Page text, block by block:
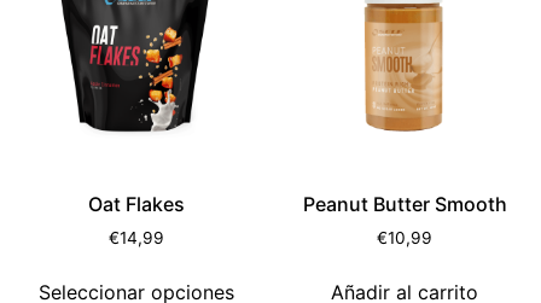
Oat Flakes
€14,99
Seleccionar opciones
Peanut Butter Smooth
€10,99
Añadir al carrito